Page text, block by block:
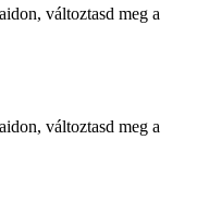
változtasd meg a
változtasd meg a